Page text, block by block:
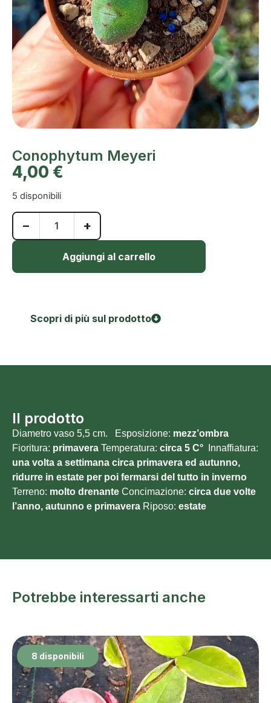
Conophytum Meyeri
4,00 €
5 disponibili
− +
Aggiungi al carrello
Scopri di più sul prodotto
Il prodotto
Diametro vaso 5,5 cm. Esposizione: mezz’ombra
Fioritura: primavera Temperatura: circa 5 C°
Innaffiatura:
una volta a settimana circa primavera ed autunno,
ridurre in estate per poi fermarsi del tutto in inverno
Terreno: molto drenante Concimazione: circa due volte
l’anno, autunno e primavera Riposo: estate
Potrebbe interessarti anche
8 disponibili